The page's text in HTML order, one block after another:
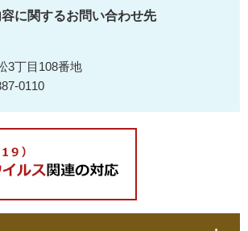
に関するお問い合わせ先
3丁目108番地
0110